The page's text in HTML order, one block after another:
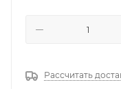
Рассчитать